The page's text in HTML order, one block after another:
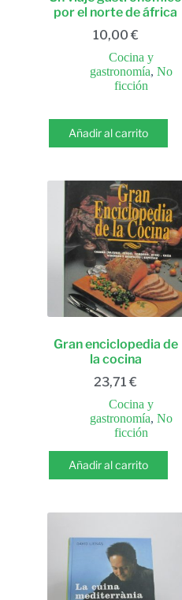
por el norte de áfrica
10,00 €
Cocina y
gastronomía,No
ficción
Añadir al carrito
Gran enciclopedia de
la cocina
23,71€
Cocina y
gastronomía,No
ficción
Añadir al carrito